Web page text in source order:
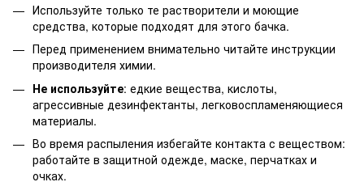
Используйте только те растворители и моющие
средства, которые подходят для этого бачка.
Перед применением внимательно читайте инструкции
производителя химии.
Не используйте: едкие вещества, кислоты,
агрессивные дезинфектанты, легковоспламеняющиеся
материалы.
Во время распыления избегайте контакта с веществом:
работайте в защитной одежде, маске, перчатках и
очках.